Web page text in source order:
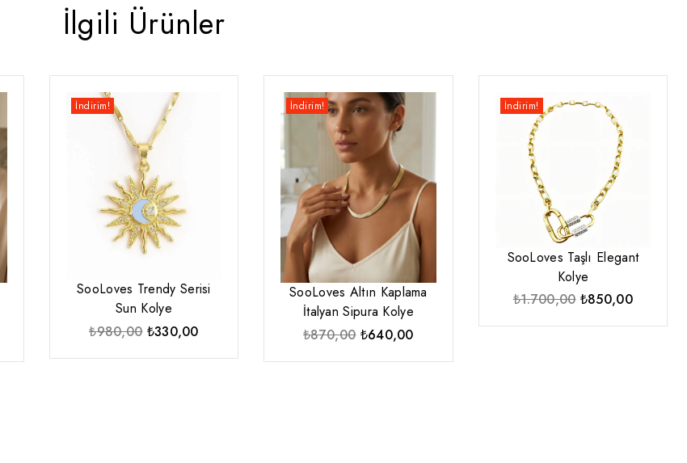
İlgili Ürünler
İndirim!
SooLoves Trendy Serisi
Sun Kolye
₺980,00 Orijinal
₺330,00Şu
İndirim!
SooLoves Altın Kaplama
İtalyan Sipura Kolye
₺870,00 Orijinal
₺640,00Şu
İndirim!
SooLoves Taşlı Elegant
Kolye
₺1.700,00 Orijinal
₺850,00Şu